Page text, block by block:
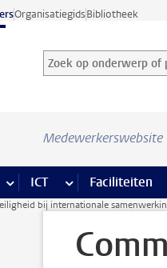
OrganisatiegidsBibliotheek
Zoek op onderwerp of
Zoekterm
Medewerkerswebsite
meer Financiën pagina’s
ICT meer ICT pagina’s
Faciliteiten
bij internationale